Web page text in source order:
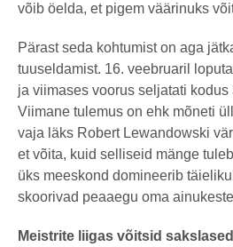
võib öelda, et pigem väärinuks
Pärast seda kohtumist on aga
tuuseldamist. 16. veebruaril
ja viimases voorus seljatati kodus
Viimane tulemus on ehk mõneti
vaja läks Robert Lewandowski
et võita, kuid selliseid mänge
üks meeskond domineerib
skoorivad peaaegu oma
Meistrite liigas võitsid